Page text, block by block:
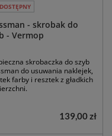
- skrobak do
- Vermop
skrobaczka do szyb
do usuwania naklejek,
farby i resztek z gładkich
139,00 zł